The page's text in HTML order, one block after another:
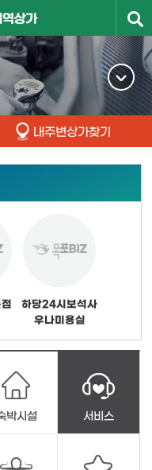
내주변상가찾기
하당24시보석사
우나미용실
박시설 서비스